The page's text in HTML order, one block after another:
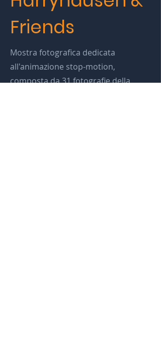
Friends
Mostra fotografica dedicata
all'animazione stop-motion,
composta da 31 fotografie della